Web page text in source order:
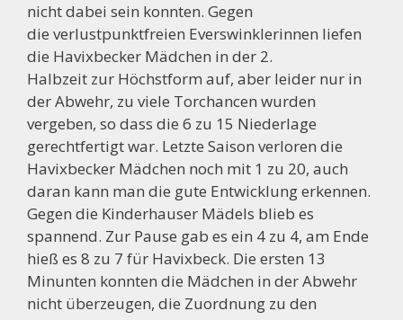
nicht dabei sein konnten. Gegen
die verlustpunktfreien Everswinklerinnen liefen
die Havixbecker Mädchen in der 2.
Halbzeit zur Höchstform auf, aber leider nur in
der Abwehr, zu viele Torchancen wurden
vergeben, so dass die 6 zu 15 Niederlage
gerechtfertigt war. Letzte Saison verloren die
Havixbecker Mädchen noch mit 1 zu 20, auch
daran kann man die gute Entwicklung erkennen.
Gegen die Kinderhauser Mädels blieb es
spannend. Zur Pause gab es ein 4 zu 4, am Ende
hieß es 8 zu 7 für Havixbeck. Die ersten 13
Minunten konnten die Mädchen in der Abwehr
nicht überzeugen, die Zuordnung zu den